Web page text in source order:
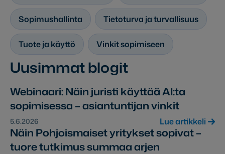
Sopimushallinta Tietoturva ja turvallisuus
Tuote ja käyttö Vinkit sopimiseen
Uusimmat blogit
Webinaari: Näin juristi käyttää AI:ta
sopimisessa – asiantuntijan vinkit
5.6.2026 Lue artikkeli
Näin Pohjoismaiset yritykset sopivat –
tuore tutkimus summaa arjen